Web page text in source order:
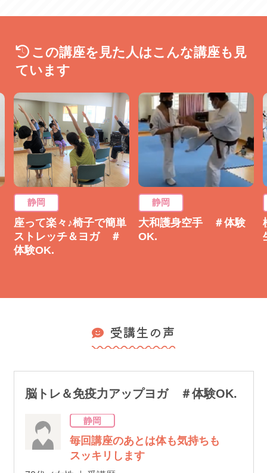
この講座を見た人はこんな講座も見
ています
静岡
座って楽々♪椅子で簡単
ストレッチ＆ヨガ ＃
体験OK.
静岡
大和護身空手 ＃体験
OK.
受講生の声
脳トレ＆免疫力アップヨガ ＃体験OK.
静岡
毎回講座のあとは体も気持ちも
スッキリします